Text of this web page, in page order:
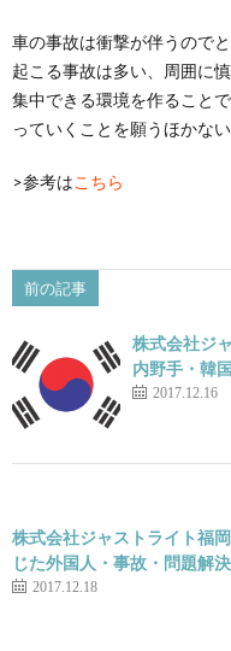
車の事故は衝撃が伴うので
起こる事故は多い、周囲に
集中できる環境を作ること
っていくことを願うほかない
>参考はこちら
前の記事
株式会社ジ
内野手・韓
2017.12.16
株式会社ジャストライト福
じた外国人・事故・問題解
2017.12.18